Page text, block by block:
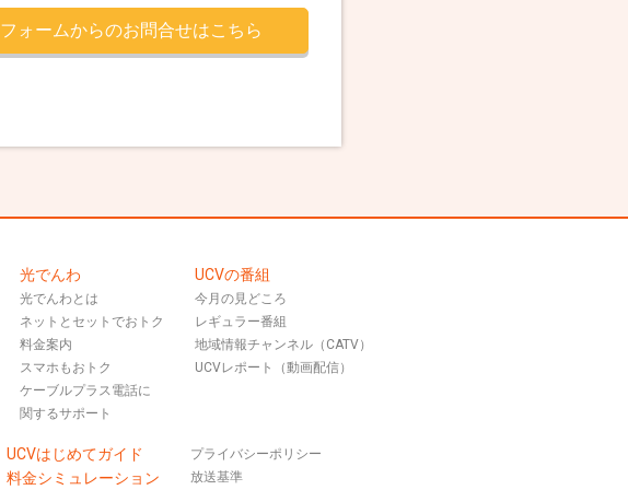
フォームからのお問合せはこちら
光でんわ
光でんわとは
ネットとセットでおトク
料金案内
スマホもおトク
ケーブルプラス電話に
関するサポート
UCVの番組
今月の見どころ
レギュラー番組
地域情報チャンネル（CATV）
UCVレポート（動画配信）
UCVはじめてガイド
料金シミュレーション
プライバシーポリシー
放送基準